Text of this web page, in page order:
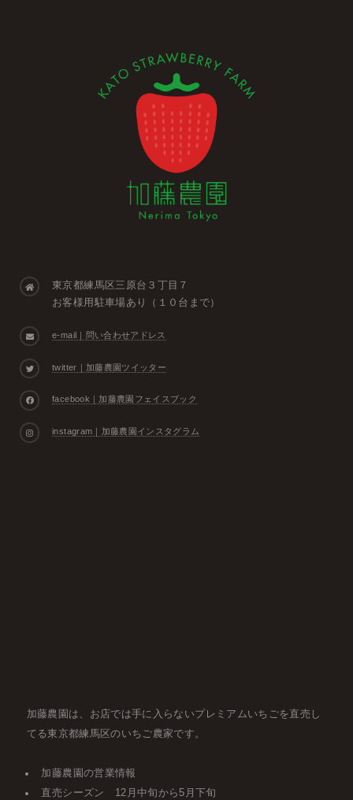
東京都練馬区三原台３丁目７
お客様用駐車場あり（１０台まで）
e-mail｜問い合わせアドレス
twitter｜加藤農園ツイッター
facebook｜加藤農園フェイスブック
instagram｜加藤農園インスタグラム
加藤農園は、お店では手に入らないプレミアムいちごを直売し
てる東京都練馬区のいちご農家です。
加藤農園の営業情報
直売シーズン 12月中旬から5月下旬